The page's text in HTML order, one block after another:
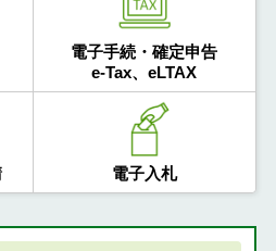
電子手続・確定申告
e-Tax、eLTAX
電子入札